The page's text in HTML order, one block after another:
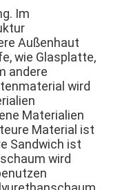
Im
Außenhaut
wie Glasplatte,
andere
wird
Materialien
Material ist
Sandwich ist
wird